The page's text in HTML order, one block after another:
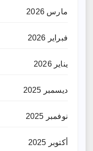
مارس 2026
فبراير 2026
يناير 2026
ديسمبر 2025
نوفمبر 2025
أكتوبر 2025